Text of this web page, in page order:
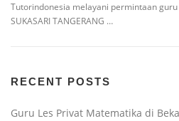
Tutorindonesia melayani permintaan
SUKASARI TANGERANG …
RECENT POSTS
Guru Les Privat Matematika di